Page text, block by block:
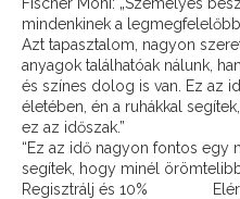
mindenkinek a
Azt tapasztalom, nagyon
anyagok találhatóak nálunk,
és színes dolog is van. Ez az
életében, én a ruhákkal
ez az időszak.”
“Ez az idő nagyon fontos egy
segítek, hogy minél
Regisztrálj és 10%